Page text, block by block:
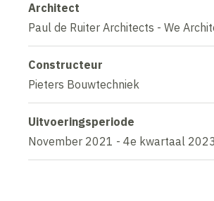
Architect
Paul de Ruiter Architects - We
Constructeur
Pieters Bouwtechniek
Uitvoeringsperiode
November 2021 - 4e kwartaal 2023